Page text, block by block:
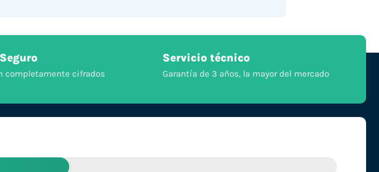
completamente cifrados
Servicio técnico
Garantía de 3 años, la mayor del mercado